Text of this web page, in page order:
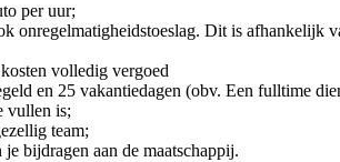
per uur;
onregelmatigheidstoeslag. Dit is afhankelijk
volledig vergoed
en 25 vakantiedagen (obv. Een fulltime
vullen is;
team;
bijdragen aan de maatschappij.